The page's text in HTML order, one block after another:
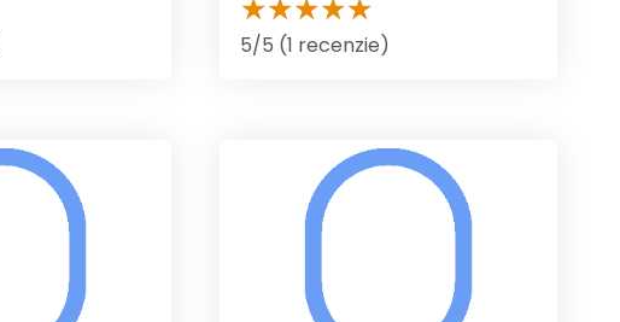
5/5 (1 recenzie)